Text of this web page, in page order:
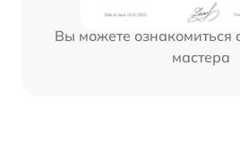
Вы можете ознакомиться
мастера